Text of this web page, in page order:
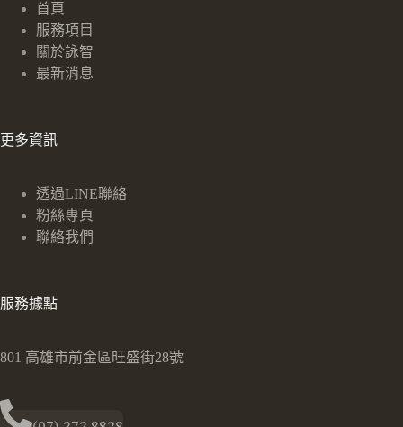
首頁
服務項目
關於詠智
最新消息
更多資訊
透過LINE聯絡
粉絲專頁
聯絡我們
服務據點
801 高雄市前金區旺盛街28號